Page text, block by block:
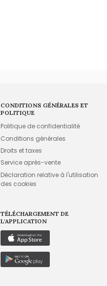
CONDITIONS GÉNÉRALES ET
POLITIQUE
Politique de confidentialité
Conditions générales
Droits et taxes
Service après-vente
Déclaration relative à l'utilisation
des cookies
TÉLÉCHARGEMENT DE
L'APPLICATION